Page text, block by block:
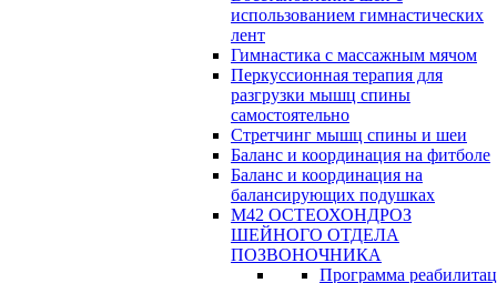
использованием гимнастических
лент
Гимнастика с массажным мячом
Перкуссионная терапия для
разгрузки мышц спины
самостоятельно
Стретчинг мышц спины и шеи
Баланс и координация на фитболе
Баланс и координация на
балансирующих подушках
М42 ОСТЕОХОНДРОЗ
ШЕЙНОГО ОТДЕЛА
ПОЗВОНОЧНИКА
Программа